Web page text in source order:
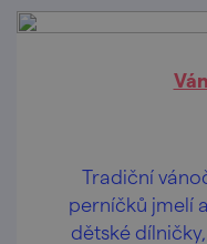
Tradiční
perníčků jmelí
dětské